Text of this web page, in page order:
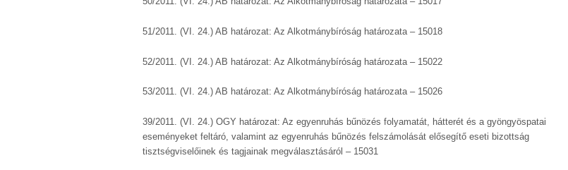
51/2011. (VI. 24.) AB határozat: Az Alkotmánybíróság határozata – 15018
52/2011. (VI. 24.) AB határozat: Az Alkotmánybíróság határozata – 15022
53/2011. (VI. 24.) AB határozat: Az Alkotmánybíróság határozata – 15026
39/2011. (VI. 24.) OGY határozat: Az egyenruhás bűnözés folyamatát, hátterét és a gyöngyöspatai
eseményeket feltáró, valamint az egyenruhás bűnözés felszámolását elősegítő eseti bizottság
tisztségviselőinek és tagjainak megválasztásáról – 15031